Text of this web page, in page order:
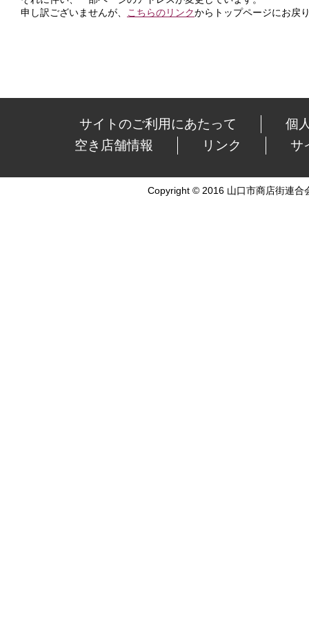
申し訳ございませんが、
こちらのリンクからトップページにお戻
サイトのご利用にあたって
個
空き店舗情報
リンク サ
Copyright © 2016 山口市商店街連合